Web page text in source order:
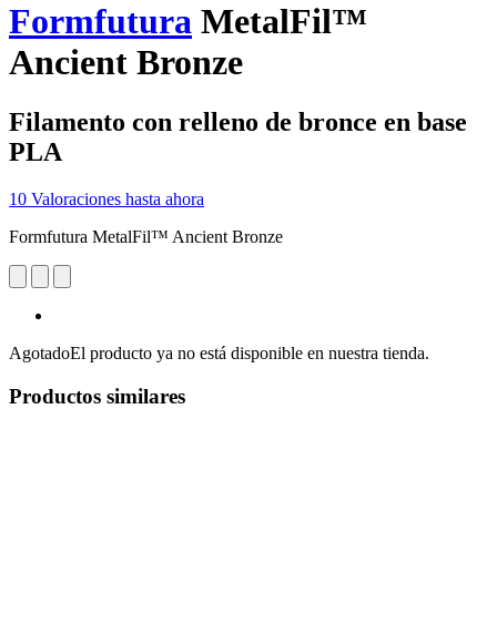
Formfutura MetalFil™
Ancient Bronze
Filamento con relleno de bronce en base
PLA
10 Valoraciones hasta ahora
Formfutura MetalFil™ Ancient Bronze
AgotadoEl producto ya no está disponible en nuestra tienda.
Productos similares